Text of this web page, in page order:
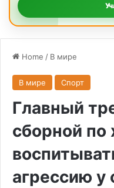
Home / В мире
В мире Спорт
Главный
сборной по
агрессию у